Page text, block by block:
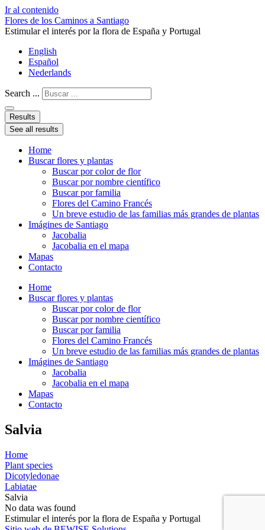
Ir al contenido
Flores de los Caminos a Santiago
Estimular el interés por la flora de España y Portugal
English
Español
Nederlands
Search ...
Results
See all results
Home
Buscar flores y plantas
Buscar por color de flor
Buscar por nombre científico
Buscar por familia
Flores del Camino Francés
Un breve estudio de las familias más grandes de plantas
Imágines de Santiago
Jacobalia
Jacobalia en el mapa
Mapas
Contacto
Home
Buscar flores y plantas
Buscar por color de flor
Buscar por nombre científico
Buscar por familia
Flores del Camino Francés
Un breve estudio de las familias más grandes de plantas
Imágines de Santiago
Jacobalia
Jacobalia en el mapa
Mapas
Contacto
Salvia
Home
Plant species
Dicotyledonae
Labiatae
Salvia
No data was found
Estimular el interés por la flora de España y Portugal